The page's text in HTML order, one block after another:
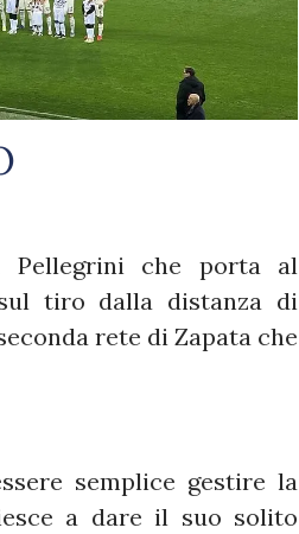
Pellegrini che porta al
tiro dalla distanza di
rete di Zapata che
semplice gestire la
a dare il suo solito